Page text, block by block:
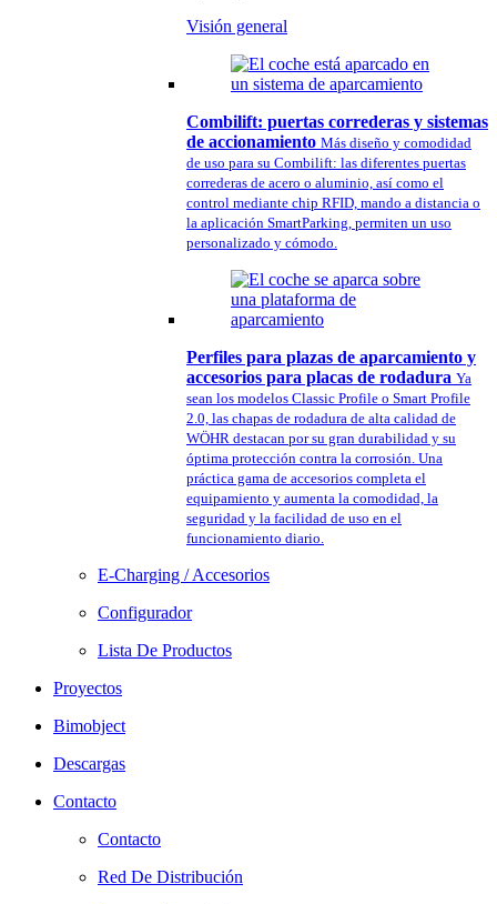
Visión general
Combilift: puertas correderas y sistemas
de accionamiento Más diseño y comodidad
de uso para su Combilift: las diferentes puertas
correderas de acero o aluminio, así como el
control mediante chip RFID, mando a distancia o
la aplicación SmartParking, permiten un uso
personalizado y cómodo.
Perfiles para plazas de aparcamiento y
accesorios para placas de rodadura Ya
sean los modelos Classic Profile o Smart Profile
2.0, las chapas de rodadura de alta calidad de
WÖHR destacan por su gran durabilidad y su
óptima protección contra la corrosión. Una
práctica gama de accesorios completa el
equipamiento y aumenta la comodidad, la
seguridad y la facilidad de uso en el
funcionamiento diario.
E-Charging / Accesorios
Configurador
Lista De Productos
Proyectos
Bimobject
Descargas
Contacto
Contacto
Red De Distribución